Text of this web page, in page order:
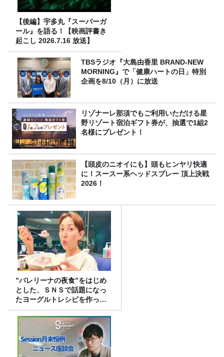
【後編】宇多丸『スーパーガ
ール』を語る！【映画評書き
起こし 2026.7.16 放送】
TBSラジオ『大島由香里 BRAND-NEW
MORNING』で「健康ハートの日」特別
企画を8/10（月）に放送
リゾナーレ那須でもご利用いただける星
野リゾート宿泊ギフト券が、抽選で1組2
名様にプレゼント！
【頭皮のニオイにも】頭もヒンヤリ快適
に！スースー系ヘッドスプレー 頂上決戦
2026！
”バレリーナの夜食”をはじめ
とした、ＳＮＳで話題になっ
たヨーグルトレシピを作って
みた！